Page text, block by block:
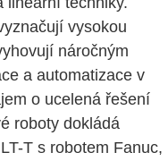
vysokou
náročným
a automatizace v
o ucelená řešení
roboty dokládá
T s robotem Fanuc,